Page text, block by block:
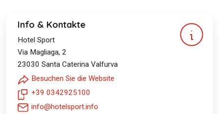
Info & Kontakte
Hotel Sport
Via Magliaga, 2
23030 Santa Caterina Valfurva
Besuchen Sie die Website
+39 0342925100
info@hotelsport.info